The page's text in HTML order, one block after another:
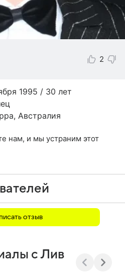
2
1995 / 30 лет
Австралия
нам, и мы устраним этот
отзыв
с Лив